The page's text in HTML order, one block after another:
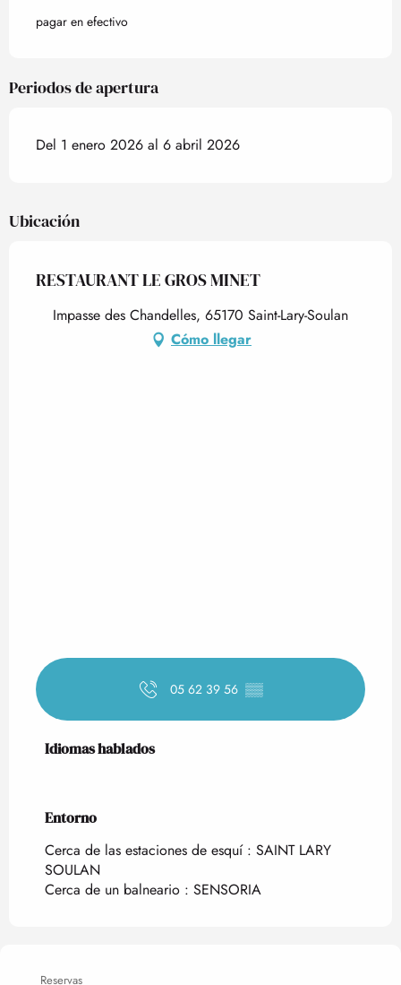
pagar en efectivo
Periodos de apertura
Del 1 enero 2026 al 6 abril 2026
Ubicación
RESTAURANT LE GROS MINET
Impasse des Chandelles, 65170 Saint-Lary-Soulan
Cómo llegar
05 62 39 56 ▒▒
Idiomas hablados
Idiomas hablados
Entorno
Entorno
Cerca de las estaciones de esquí : SAINT LARY
SOULAN
Cerca de un balneario : SENSORIA
Reservas